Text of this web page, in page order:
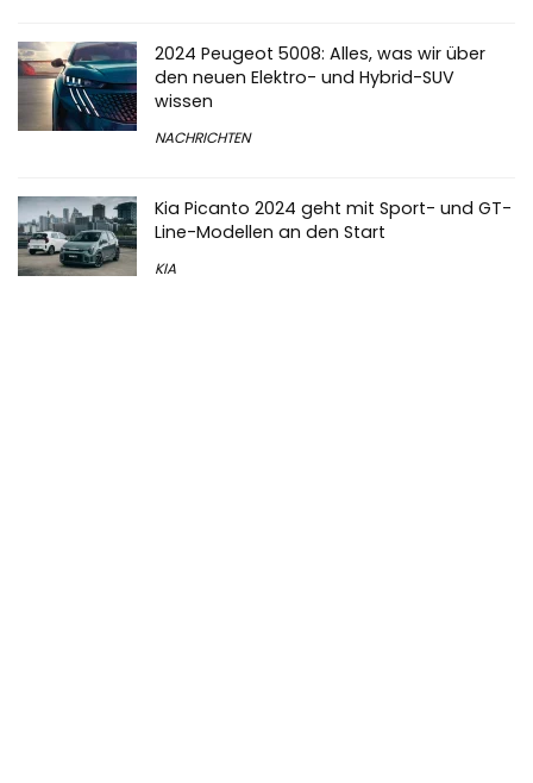
2024 Peugeot 5008: Alles, was wir über
den neuen Elektro- und Hybrid-SUV
wissen
NACHRICHTEN
Kia Picanto 2024 geht mit Sport- und GT-
Line-Modellen an den Start
KIA